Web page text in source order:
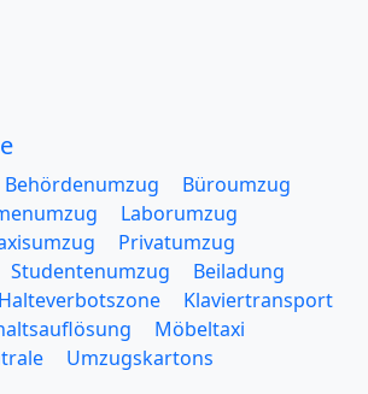
Behördenumzug
Büroumzug
Laborumzug
Privatumzug
Studentenumzug
Beiladung
Halteverbotszone
Klaviertransport
Möbeltaxi
Umzugskartons